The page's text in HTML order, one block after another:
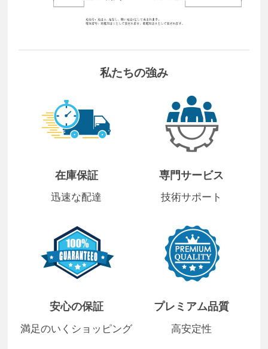
私たちの強み
在庫保証
迅速な配達
専門サービス
技術サポート
安心の保証
満足のいくショッピング
プレミアム品質
高安定性